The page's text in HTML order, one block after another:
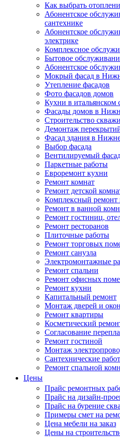
Как выбрать
Абонентское
сантехнике
Абонентское
электрике
Комплексное
Бытовое
Абонентское
Мокрый фасад в
Утепление фасадов
Фото фасадов домов
Кухни в
Фасады домов в
Строительство
Демонтаж
Фасад здания в
Выбор фасада
Вентилируемый
Паркетные работы
Евроремонт кухни
Ремонт комнат
Ремонт детской
Комплексный ремонт
Ремонт в ванной
Ремонт гостиниц,
Ремонт ресторанов
Плиточные работы
Ремонт торговых
Ремонт санузла
Электромонтажные
Ремонт спальни
Ремонт офисных
Ремонт кухни
Капитальный ремонт
Монтаж дверей и окон
Ремонт квартиры
Косметический
Согласование
Ремонт гостиной
Монтаж
Сантехнические
Ремонт спальной
Цены
Прайс ремонтных
Прайс на дизайн-
Прайс на бурение
Примеры смет на
Цена мебели на заказ
Цены на